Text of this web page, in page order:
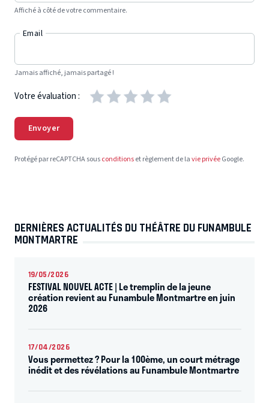
Affiché à côté de votre commentaire.
Email
Jamais affiché, jamais partagé !
Votre évaluation :
Envoyer
Protégé par reCAPTCHA sousconditionset règlement de lavie privéeGoogle.
DERNIÈRES ACTUALITÉS DU THÉÂTRE DU FUNAMBULE
MONTMARTRE
19/05/2026
FESTIVAL NOUVEL ACTE | Le tremplin de la jeune
création revient au Funambule Montmartre en juin
2026
17/04/2026
Vous permettez ? Pour la 100ème, un court métrage
inédit et des révélations au Funambule Montmartre